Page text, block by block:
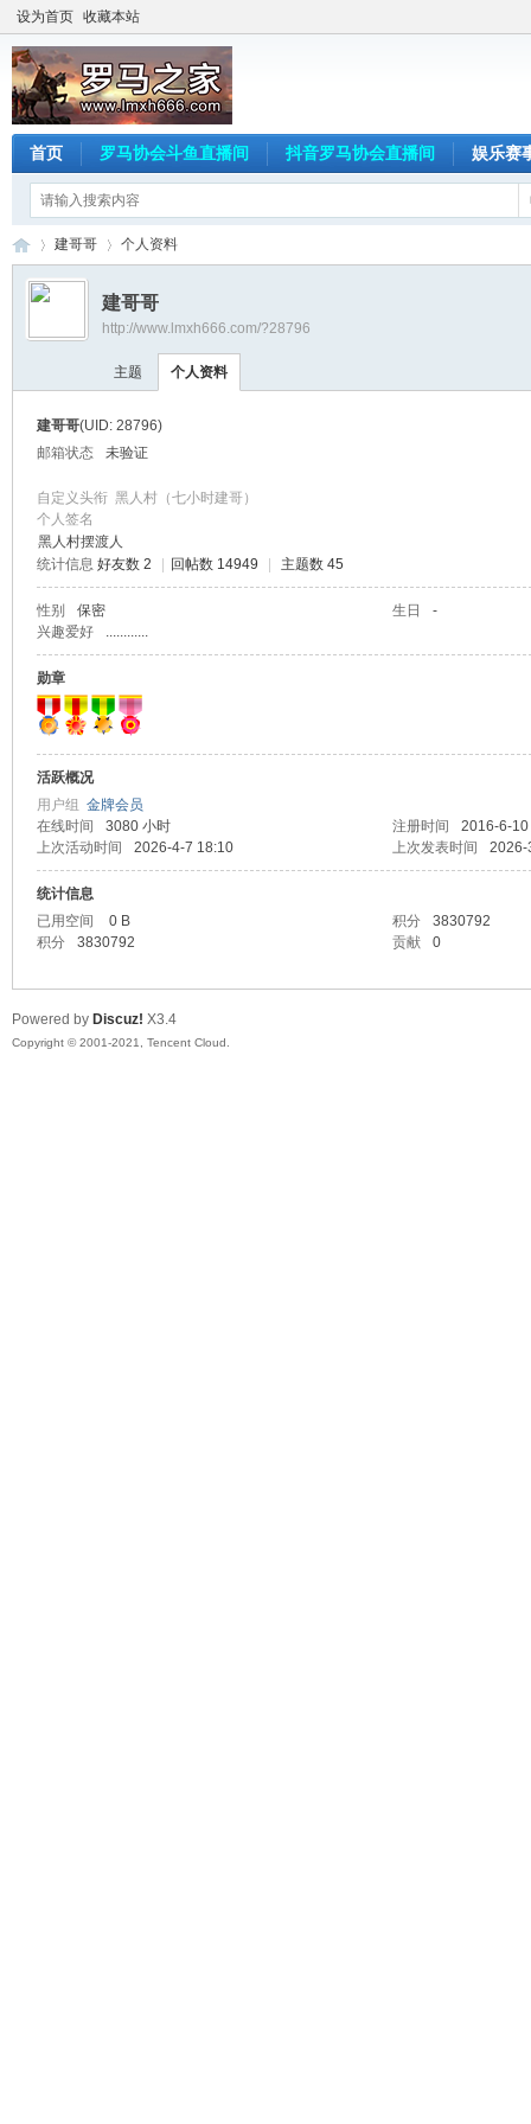
设为首页 收藏本站
首页 罗马协会斗鱼直播间 抖音罗马协会直播间 娱乐赛
›
建哥哥 个人资料
建哥哥
http://www.lmxh666.com/?28796
主题 个人资料
建哥哥(UID: 28796)
邮箱状态
未验证
自定义头衔 黑人村（七小时建哥）
个人签名
黑人村摆渡人
统计信息 好友数 2 回帖数 14949 主题数 45
性别 保密 生日
-
兴趣爱好
............
勋章
活跃概况
用户组 金牌会员
在线时间
3080 小时 注册时间
2016-6-
上次活动时间
2026-4-7 18:10 上次发表时间 2026-
统计信息
已用空间
0 B 积分
3830792
积分
3830792 贡献 0
Powered by Discuz! X3.4
Copyright © 2001-2021, Tencent Cloud.